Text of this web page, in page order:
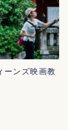
ーンズ映画教